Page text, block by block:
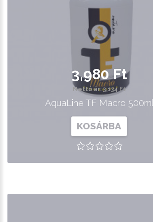
3,980 Ft
Nettó ár: 3,134 Ft
AquaLine TF Macro 500ml
KOSÁRBA